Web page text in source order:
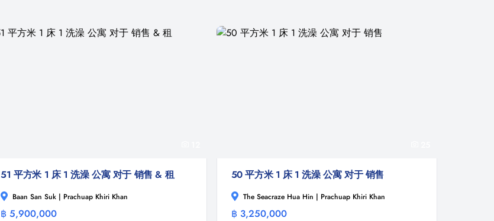
51 平方米 1 床 1 洗澡 公寓 对于 销售 & 租
Baan San Suk | Prachuap Khiri Khan
฿ 5,900,000
50 平方米 1 床 1 洗澡 公寓 对于 销售
The Seacraze Hua Hin | Prachuap Khiri Khan
฿ 3,250,000